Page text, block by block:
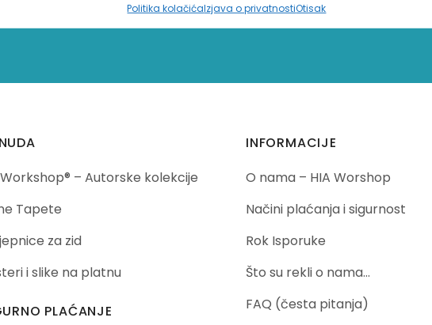
Politika kolačićaIzjava o privatnostiOtisak
doma te informacije o
– Autorske kolekcije
Tapete
za zid
i slike na platnu
PLAĆANJE
INFORMACIJE
O nama – HIA Worshop
Načini plaćanja i sigurnost
Rok Isporuke
Što su rekli o nama…
FAQ (česta pitanja)